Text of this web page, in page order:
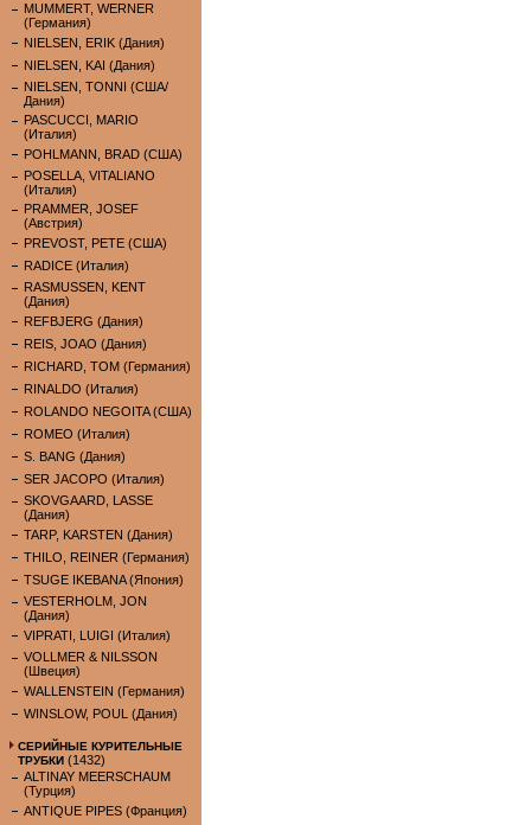
MUMMERT, WERNER
(Германия)
NIELSEN, ERIK (Дания)
NIELSEN, KAI (Дания)
NIELSEN, TONNI (США/
Дания)
PASCUCCI, MARIO
(Италия)
POHLMANN, BRAD (США)
POSELLA, VITALIANO
(Италия)
PRAMMER, JOSEF
(Австрия)
PREVOST, PETE (США)
RADICE (Италия)
RASMUSSEN, KENT
(Дания)
REFBJERG (Дания)
REIS, JOAO (Дания)
RICHARD, TOM (Германия)
RINALDO (Италия)
ROLANDO NEGOITA (США)
ROMEO (Италия)
S. BANG (Дания)
SER JACOPO (Италия)
SKOVGAARD, LASSE
(Дания)
TARP, KARSTEN (Дания)
THILO, REINER (Германия)
TSUGE IKEBANA (Япония)
VESTERHOLM, JON
(Дания)
VIPRATI, LUIGI (Италия)
VOLLMER & NILSSON
(Швеция)
WALLENSTEIN (Германия)
WINSLOW, POUL (Дания)
СЕРИЙНЫЕ КУРИТЕЛЬНЫЕ
ТРУБКИ (1432)
ALTINAY MEERSCHAUM
(Турция)
ANTIQUE PIPES (Франция)